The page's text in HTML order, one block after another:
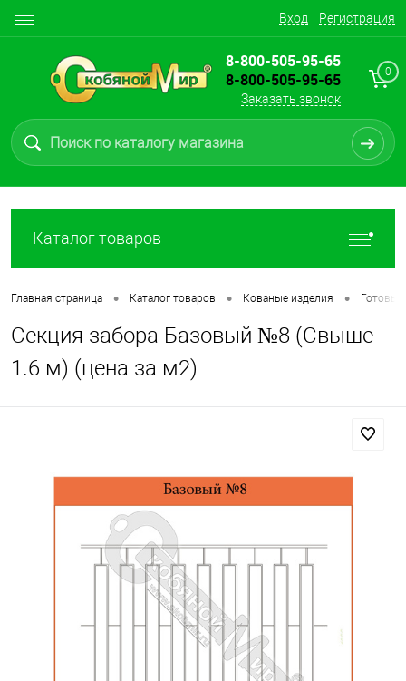
Вход Регистрация
8-800-505-95-65
8-800-505-95-65
Заказать звонок
0
Каталог товаров
Главная страница • Каталог товаров • Кованые изделия •
Секция забора Базовый №8 (Свыше
1.6 м) (цена за м2)